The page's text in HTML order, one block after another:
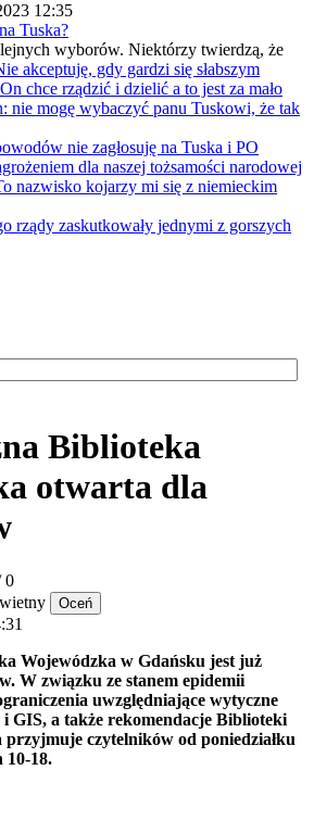
12:35
Tuska?
wyborów. Niektórzy twierdzą, że
akceptuję, gdy gardzi się słabszym
chce rządzić i dzielić a to jest za mało
nie mogę wybaczyć panu Tuskowi, że tak
nie zagłosuję na Tuska i PO
dla naszej tożsamości narodowej
nazwisko kojarzy mi się z niemieckim
rządy zaskutkowały jednymi z gorszych
Biblioteka
otwarta dla
0
Wojewódzka w Gdańsku jest już
W związku ze stanem epidemii
uwzględniające wytyczne
GIS, a także rekomendacje Biblioteki
czytelników od poniedziałku
10-18.